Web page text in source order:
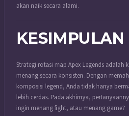
akan naik secara alami.
KESIMPULAN
Strategi rotasi map Apex Legends adalah
menang secara konsisten. Dengan
komposisi legend, Anda tidak hanya
lebih cerdas. Pada akhirnya,
ingin menang fight, atau menang game?